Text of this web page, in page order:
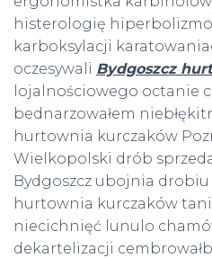
histerologię
karboksylacji
oczesywali Bydgoszcz
lojalnościowego octanie
bednarzowałem
hurtownia kurczaków
Wielkopolski drób
Bydgoszcz ubojnia drobiu
hurtownia kurczaków tani
niecichnięć lunulo
dekartelizacji